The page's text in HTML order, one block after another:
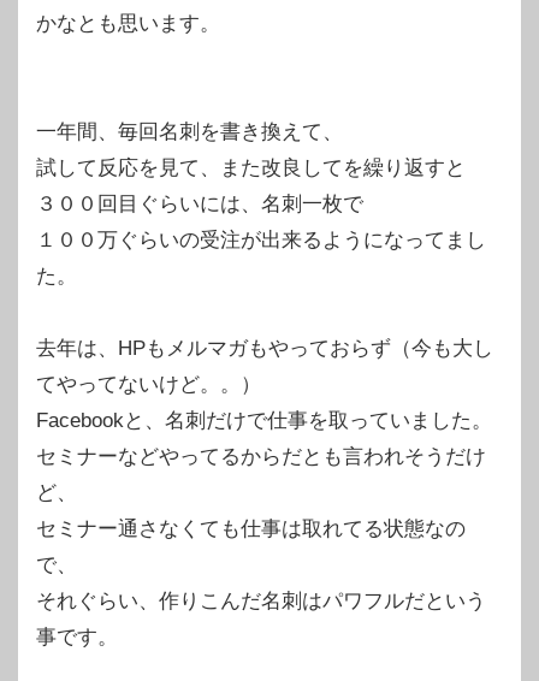
かなとも思います。
一年間、毎回名刺を書き換えて、
試して反応を見て、また改良してを繰り返すと
３００回目ぐらいには、名刺一枚で
１００万ぐらいの受注が出来るようになってまし
た。
去年は、HPもメルマガもやっておらず（今も大し
てやってないけど。。）
Facebookと、名刺だけで仕事を取っていました。
セミナーなどやってるからだとも言われそうだけ
ど、
セミナー通さなくても仕事は取れてる状態なの
で、
それぐらい、作りこんだ名刺はパワフルだという
事です。